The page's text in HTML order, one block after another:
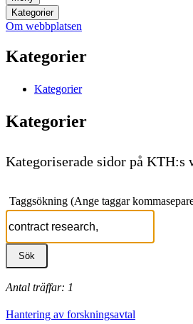
Kategorier
Om webbplatsen
Kategorier
Kategorier
Kategorier
Kategoriserade sidor på KTH:s
Taggsökning (Ange taggar
Antal träffar: 1
Hantering av forskningsavtal